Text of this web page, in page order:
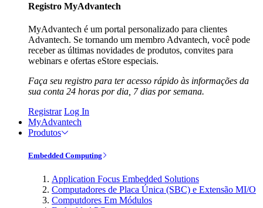
Registro MyAdvantech
MyAdvantech é um portal personalizado para clientes
Advantech. Se tornando um membro Advantech, você pode
receber as últimas novidades de produtos, convites para
webinars e ofertas eStore especiais.
Faça seu registro para ter acesso rápido às informações da
sua conta 24 horas por dia, 7 dias por semana.
Registrar Log In
MyAdvantech
Produtos
Embedded Computing
Application Focus Embedded Solutions
Computadores de Placa Única (SBC) e Extensão MI/O
Computdores Em Módulos